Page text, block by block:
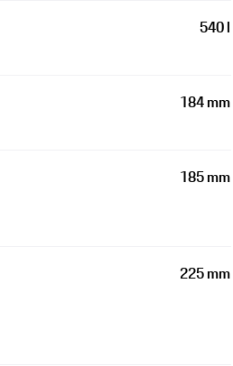
540 l
184 mm
185 mm
225 mm